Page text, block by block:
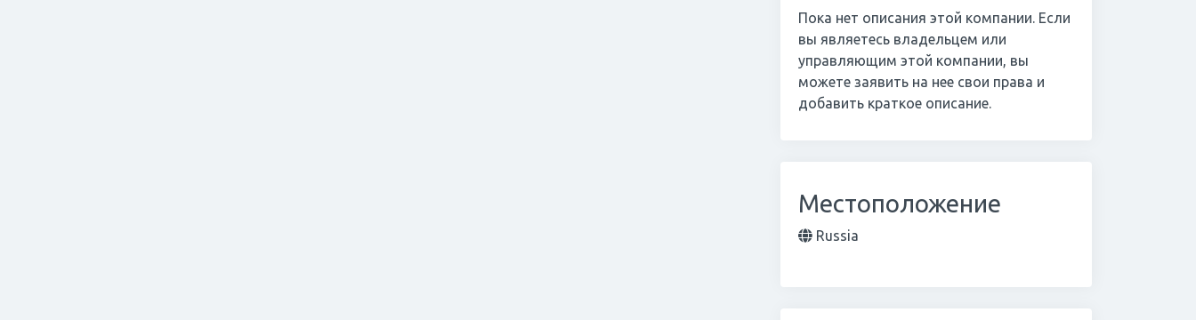
Пока нет описания этой компании. Если
вы являетесь владельцем или
управляющим этой компании, вы
можете заявить на нее свои права и
добавить краткое описание.
Местоположение
Russia